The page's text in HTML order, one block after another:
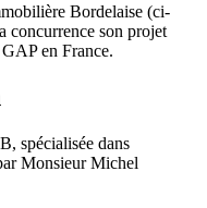
Bordelaise (ci-
concurrence son projet
en France.
spécialisée dans
Monsieur Michel